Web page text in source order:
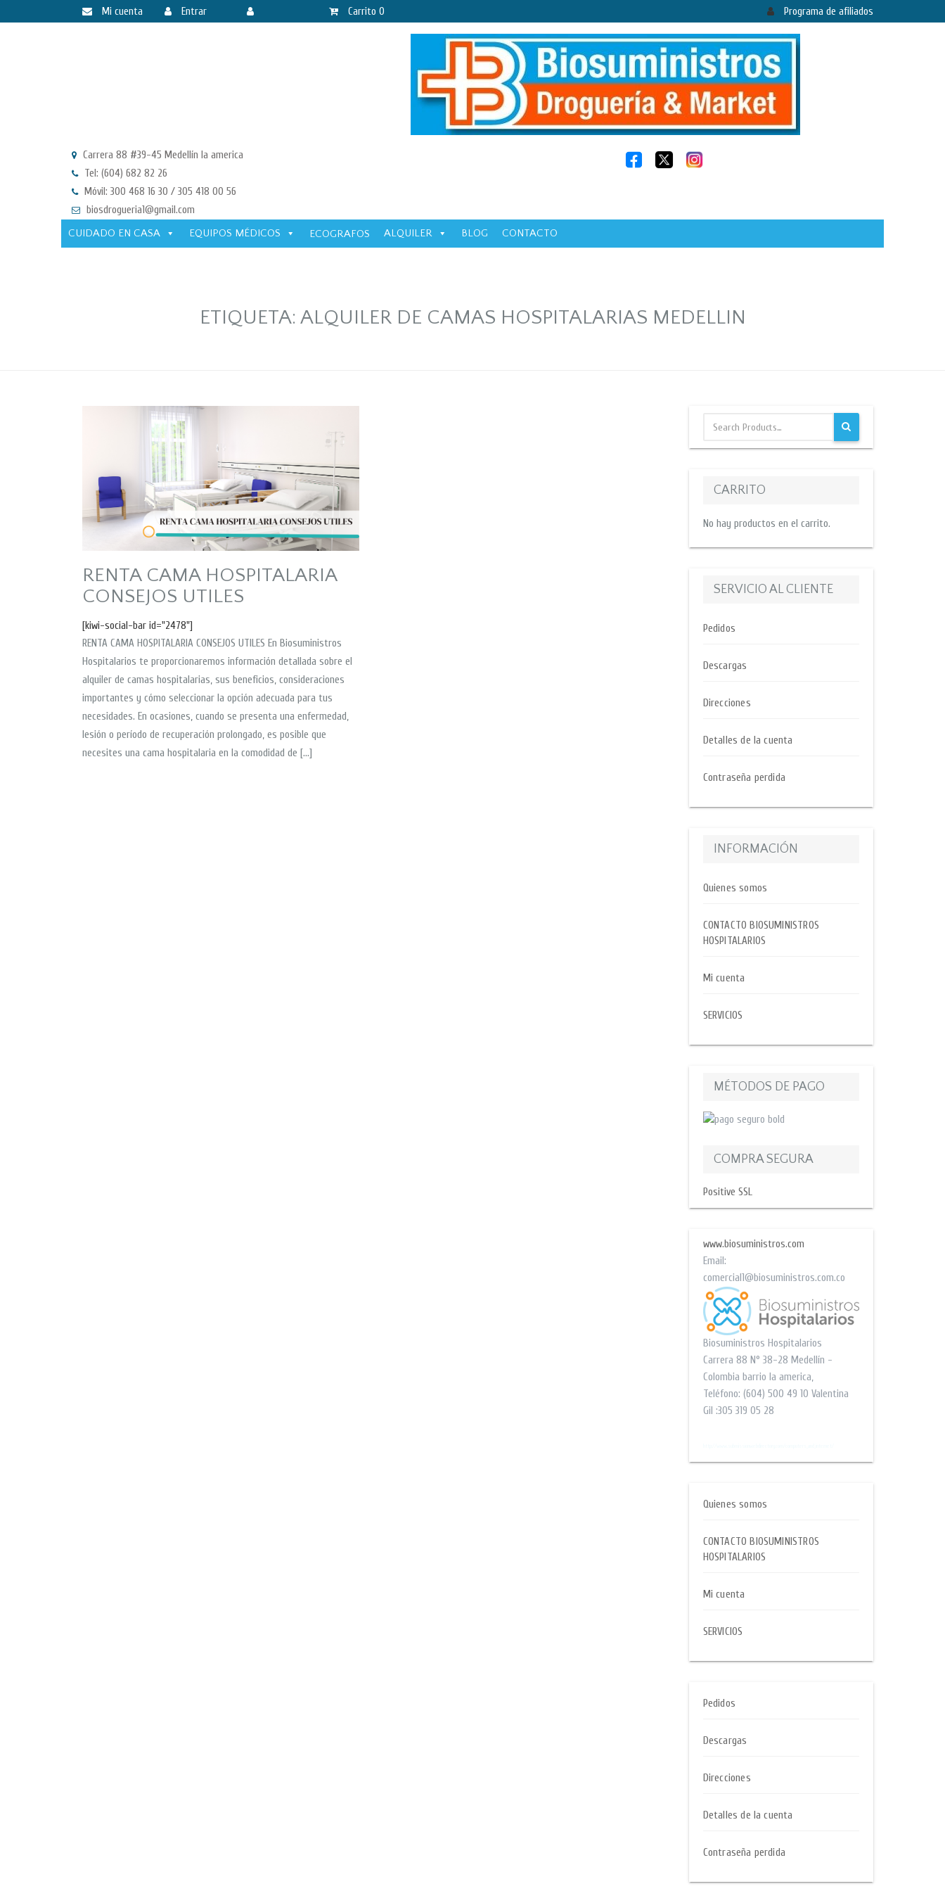
Mi cuenta
Entrar
Carrito 0 Programa de afiliados
Carrera 88 #39-45 Medellín la america
Tel: (604) 682 82 26
Móvil: 300 468 16 30 / 305 418 00 56
biosdrogueria1@gmail.com
CUIDADO EN CASA
EQUIPOS MÉDICOS ECOGRAFOS ALQUILER BLOG CONTACTO
ETIQUETA: ALQUILER DE CAMAS HOSPITALARIAS MEDELLIN
RENTA CAMA HOSPITALARIA
CONSEJOS UTILES
[kiwi-social-bar id="2478"]
RENTA CAMA HOSPITALARIA CONSEJOS UTILES En Biosuministros
Hospitalarios te proporcionaremos información detallada sobre el
alquiler de camas hospitalarias, sus beneficios, consideraciones
importantes y cómo seleccionar la opción adecuada para tus
necesidades. En ocasiones, cuando se presenta una enfermedad,
lesión o período de recuperación prolongado, es posible que
necesites una cama hospitalaria en la comodidad de […]
CARRITO
No hay productos en el carrito.
SERVICIO AL CLIENTE
Pedidos
Descargas
Direcciones
Detalles de la cuenta
Contraseña perdida
INFORMACIÓN
Quienes somos
CONTACTO BIOSUMINISTROS
HOSPITALARIOS
Mi cuenta
SERVICIOS
MÉTODOS DE PAGO
COMPRA SEGURA
Positive SSL
www.biosuministros.com
Email:
comercial1@biosuministros.com.co
Biosuministros Hospitalarios
Carrera 88 N° 38-28 Medellín -
Colombia barrio la america,
Teléfono: (604) 500 49 10 Valentina
Gil :305 319 05 28
Quienes somos
CONTACTO BIOSUMINISTROS
HOSPITALARIOS
Mi cuenta
SERVICIOS
Pedidos
Descargas
Direcciones
Detalles de la cuenta
Contraseña perdida